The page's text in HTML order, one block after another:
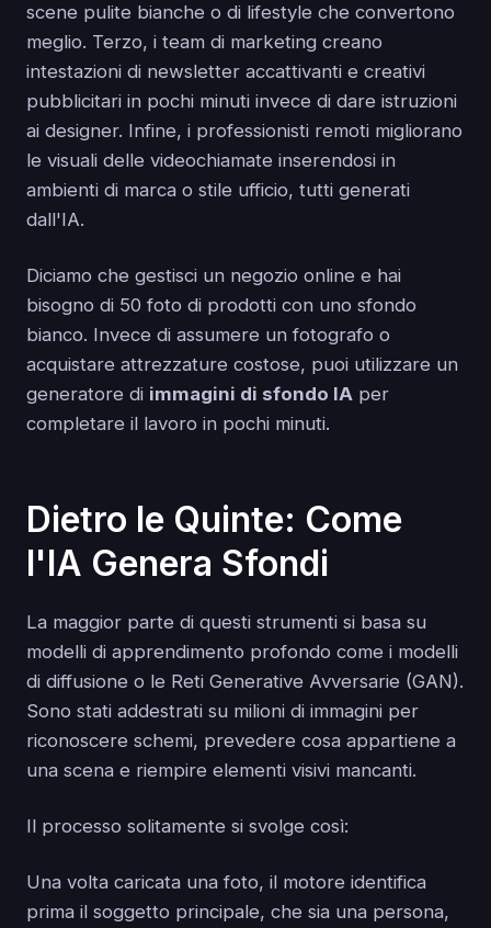
scene pulite bianche o di lifestyle che convertono
meglio. Terzo, i team di marketing creano
intestazioni di newsletter accattivanti e creativi
pubblicitari in pochi minuti invece di dare istruzioni
ai designer. Infine, i professionisti remoti migliorano
le visuali delle videochiamate inserendosi in
ambienti di marca o stile ufficio, tutti generati
dall'IA.
Diciamo che gestisci un negozio online e hai
bisogno di 50 foto di prodotti con uno sfondo
bianco. Invece di assumere un fotografo o
acquistare attrezzature costose, puoi utilizzare un
generatore di immagini di sfondo IA per
completare il lavoro in pochi minuti.
Dietro le Quinte: Come
l'IA Genera Sfondi
La maggior parte di questi strumenti si basa su
modelli di apprendimento profondo come i modelli
di diffusione o le Reti Generative Avversarie (GAN).
Sono stati addestrati su milioni di immagini per
riconoscere schemi, prevedere cosa appartiene a
una scena e riempire elementi visivi mancanti.
Il processo solitamente si svolge così:
Una volta caricata una foto, il motore identifica
prima il soggetto principale, che sia una persona,